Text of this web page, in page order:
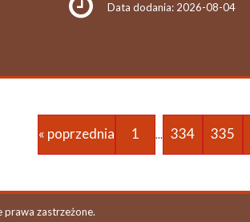
Data dodania: 2026-08-04
« poprzednia 1 ... 334 335
prawa zastrzeżone.